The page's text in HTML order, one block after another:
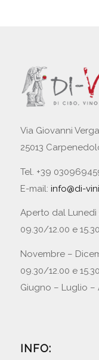
Via Giovanni
25013
Tel. +39
E-mail: info@di-
Aperto dal Lunedì
09.30/12.00 e
Novembre –
09.30/12.00 e
Giugno – Luglio –
INFO: